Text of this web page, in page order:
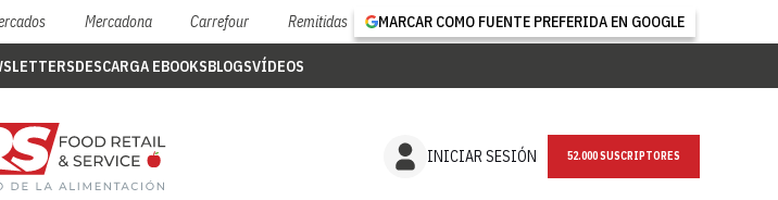
Mercadona Carrefour Remitidas MARCAR COMO FUENTE PREFERIDA EN GOOGLE
DESCARGA EBOOKSBLOGSVÍDEOS
INICIAR SESIÓN NEWSLETTER